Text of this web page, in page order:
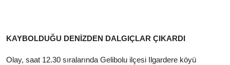
KAYBOLDUĞU DENİZDEN DALGIÇLAR ÇIKARDI
Olay, saat 12.30 sıralarında Gelibolu ilçesi Ilgardere köyü